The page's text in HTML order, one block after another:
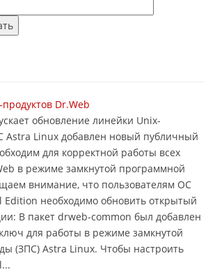
Dr.Web
обновление линейки Unix-
Astra Linux добавлен новый публичный
для корректной работы всех
в режиме замкнутой программной
внимание, что пользователям ОС
Edition необходимо обновить открытый
В пакет drweb-common был добавлен
для работы в режиме замкнутой
(ЗПС) Astra Linux. Чтобы настроить